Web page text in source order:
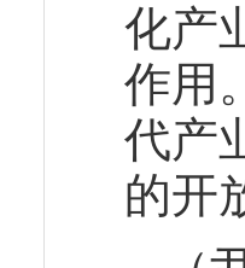
化产
作用
代产
的开